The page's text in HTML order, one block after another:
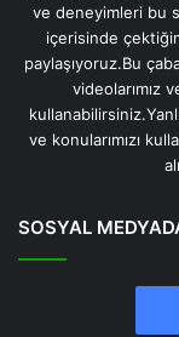
ve deneyimleri bu
içerisinde
paylaşıyoruz.Bu
videolarımız
ve konularımızı
SOSYAL